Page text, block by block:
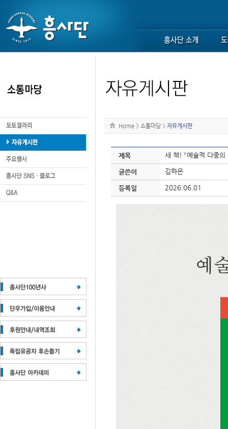
Home > 소통마당 > 자유게시판
제목 새 책! 『예술적 다중
글쓴이 김하은
등록일 2026.06.01